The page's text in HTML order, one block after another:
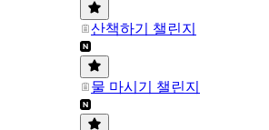
산책하기 챌린지
물 마시기 챌린지